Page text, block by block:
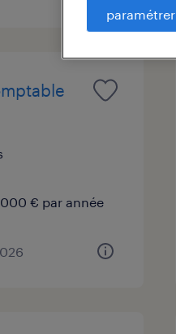
€ par année
paramétrer